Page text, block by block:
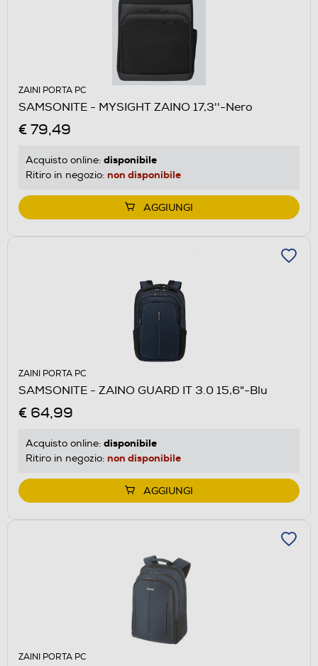
ZAINI PORTA PC
SAMSONITE - MYSIGHT ZAINO 17,3''-Nero
€ 79,49
Acquisto online: disponibile
Ritiro in negozio: non disponibile
AGGIUNGI
ZAINI PORTA PC
SAMSONITE - ZAINO GUARD IT 3.0 15,6"-Blu
€ 64,99
Acquisto online: disponibile
Ritiro in negozio: non disponibile
AGGIUNGI
ZAINI PORTA PC